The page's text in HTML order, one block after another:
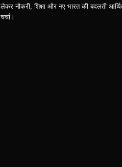
लेकर नौकरी, शिक्षा और नए भारत की बदलती
चर्चा।